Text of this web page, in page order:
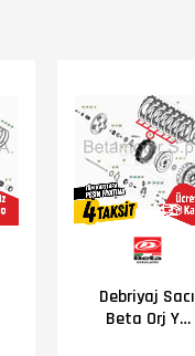
Debriyaj Sacı
Beta Orj Yp